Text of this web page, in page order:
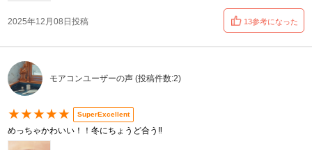
2025年12月08日投稿 13参考になった
モアコンユーザーの声 (投稿件数:2)
★★★★★ SuperExcellent
めっちゃかわいい！！冬にちょうど合う‼️